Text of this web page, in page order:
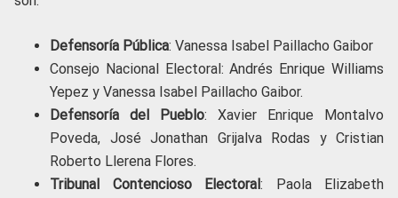
Defensoría Pública: Vanessa Isabel Paillacho Gaibor
Consejo Nacional Electoral: Andrés Enrique Williams
Yepez y Vanessa Isabel Paillacho Gaibor.
Defensoría del Pueblo: Xavier Enrique Montalvo
Poveda, José Jonathan Grijalva Rodas y Cristian
Roberto Llerena Flores.
Tribunal Contencioso Electoral : Paola Elizabeth